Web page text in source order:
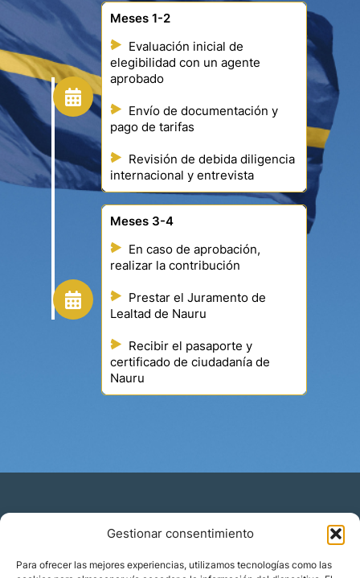
Gestionar consentimiento
Para ofrecer las mejores experiencias, utilizamos tecnologías como las
Meses 1-2
Evaluación inicial de
elegibilidad con un agente
aprobado
Envío de documentación y
pago de tarifas
Revisión de debida diligencia
internacional y entrevista
Meses 3-4
En caso de aprobación,
realizar la contribución
Prestar el Juramento de
Lealtad de Nauru
Recibir el pasaporte y
certificado de ciudadanía de
Nauru
Residencia y ciudadanía